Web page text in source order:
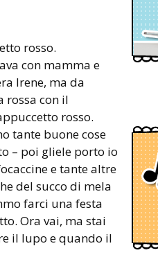
rosso.
con mamma e
Irene, ma da
rossa con il
rosso.
tante buone cose
– poi gliele porto io
e tante altre
del succo di mela
farci una festa
Ora vai, ma stai
il lupo e quando il